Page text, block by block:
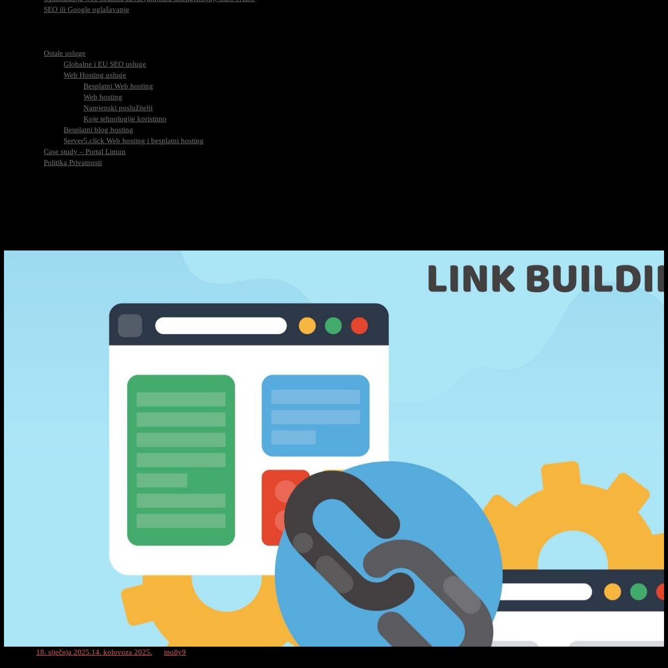
SEO ili Google oglašavanje
Ostale usluge
Globalne i EU SEO usluge
Web Hosting usluge
Besplatni Web hosting
Web hosting
Namjenski poslužitelji
Koje tehnologije koristimo
Besplatni blog hosting
Server5.click Web hosting i besplatni hosting
Case study – Portal Limun
Politika Privatnosti
18. siječnja 2025.14. kolovoza 2025. molly9